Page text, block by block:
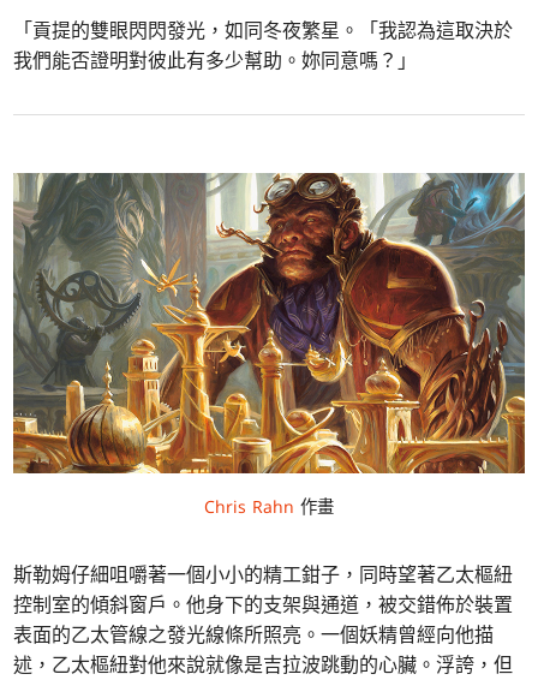
「貢提的雙眼閃閃發光，如同冬夜繁星。「我認為這取決於
我們能否證明對彼此有多少幫助。妳同意嗎？」
Chris Rahn 作畫
斯勒姆仔細咀嚼著一個小小的精工鉗子，同時望著乙太樞紐
控制室的傾斜窗戶。他身下的支架與通道，被交錯佈於裝置
表面的乙太管線之發光線條所照亮。一個妖精曾經向他描
述，乙太樞紐對他來說就像是吉拉波跳動的心臟。浮誇，但